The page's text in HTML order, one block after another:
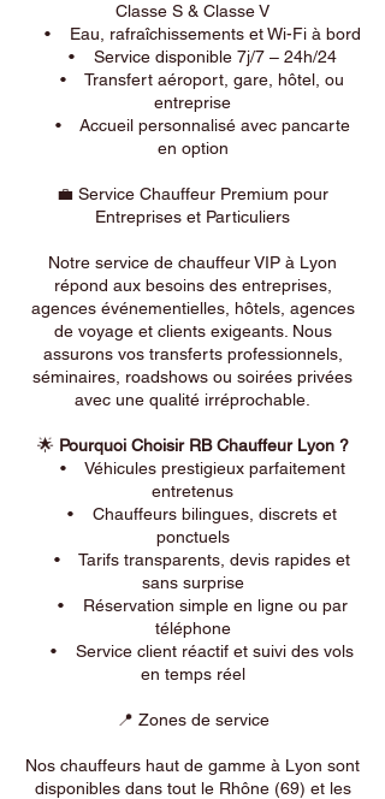
Classe S & Classe V
• Eau, rafraîchissements et Wi-Fi à bord
• Service disponible 7j/7 – 24h/24
• Transfert aéroport, gare, hôtel, ou
entreprise
• Accueil personnalisé avec pancarte
en option
💼 Service Chauffeur Premium pour
Entreprises et Particuliers
Notre service de chauffeur VIP à Lyon
répond aux besoins des entreprises,
agences événementielles, hôtels, agences
de voyage et clients exigeants. Nous
assurons vos transferts professionnels,
séminaires, roadshows ou soirées privées
avec une qualité irréprochable.
🌟 Pourquoi Choisir RB Chauffeur Lyon ?
• Véhicules prestigieux parfaitement
entretenus
• Chauffeurs bilingues, discrets et
ponctuels
• Tarifs transparents, devis rapides et
sans surprise
• Réservation simple en ligne ou par
téléphone
• Service client réactif et suivi des vols
en temps réel
📍 Zones de service
Nos chauffeurs haut de gamme à Lyon sont
disponibles dans tout le Rhône (69) et les